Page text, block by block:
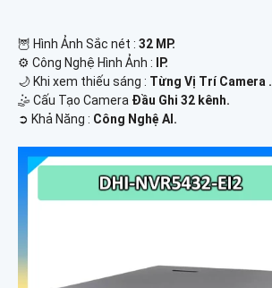
🦉 Hình Ảnh Sắc nét : 32 MP.
⚙ Công Nghệ Hình Ảnh :
IP.
🌙 Khi xem thiếu sáng : Từng Vị Trí Camera .
🤹 Cấu Tạo Camera Đầu Ghi 32 kênh.
️➲ Khả Năng : Công Nghệ AI.